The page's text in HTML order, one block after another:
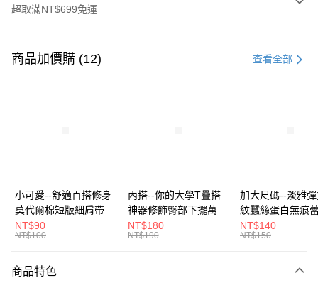
超取滿NT$699免運
信用卡一次付款
悠遊付
Google Pay
全盈+PAY
大哥付你分期
商品加價購 (12) 查看全部
小可愛--舒適百搭修身
莫代爾棉短版細肩帶素
色背心(白.黑.灰L-2L)-
U582眼圈熊中大尺碼
NT$90
NT$100
內搭--你的大學T疊搭
神器修飾臀部下擺萬用
內搭裙/遮臀裙(黑2L-
6L)-Q155眼圈熊中大
NT$180
NT$190
加大尺碼--淡雅
紋蠶絲蛋白無痕
角內褲(白.粉.藍.
3L)-L28眼圈熊中
NT$140
NT$150
商品特色